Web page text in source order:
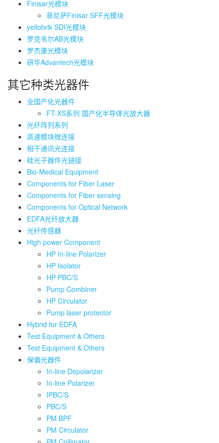
Finisar光模块
菲尼萨Finisar SFF光模块
yellobrik SDI光模块
罗克韦尔AB光模块
罗杰康光模块
研华Advantech光模块
其它种类光器件
全国产化光器件
FT-XS系列 国产化半导体光放大器
光纤阵列系列
高速模块微连接
相干通讯光连接
硅光子器件光链接
Bio-Medical Equipment
Components for Fiber Laser
Components for Fiber sensing
Components for Optical Network
EDFA光纤放大器
光纤传感器
High power Component
HP In-line Polarizer
HP Isolator
HP PBC/S
Pump Combiner
HP Circulator
Pump laser protector
Hybrid for EDFA
Test Equipment & Others
Test Equipment & Others
保偏光器件
In-line Depolarizer
In-line Polarizer
IPBC/S
PBC/S
PM BPF
PM Circulator